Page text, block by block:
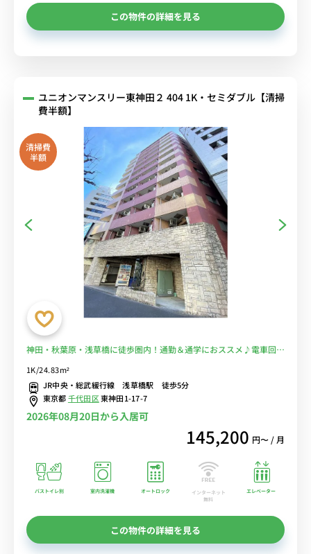
この物件の詳細を見る
ユニオンマンスリー東神田２ 404 1K・セミダブル【清掃
費半額】
清掃費
半額
神田・秋葉原・浅草橋に徒歩圏内！通勤＆通学におススメ♪電車回避
1K/24.83m²
JR中央・総武緩行線 浅草橋駅 徒歩5分
東京都千代田区東神田1-17-7
2026年08月20日から入居可
145,200 円〜 / 月
バストイレ別 室内洗濯機 オートロック
インターネット
無料
エレベーター
この物件の詳細を見る